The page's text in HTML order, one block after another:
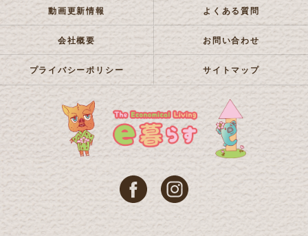
動画更新情報 よくある質問
会社概要 お問い合わせ
プライバシーポリシー サイトマップ